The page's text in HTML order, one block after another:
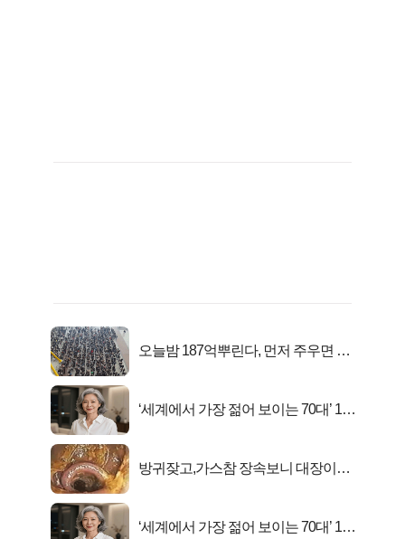
오늘밤 187억뿌린다, 먼저 주우면 최
‘세계에서 가장 젊어 보이는 70대’ 1위
방귀잦고,가스참 장속보니 대장이아
‘세계에서 가장 젊어 보이는 70대’ 1위